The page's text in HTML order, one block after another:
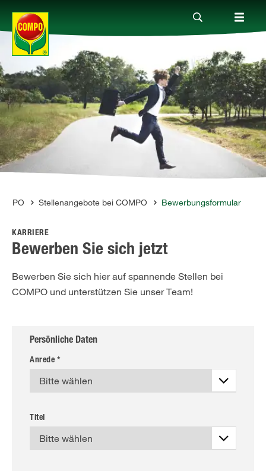
Produkte
Ratgeber
Themenwelten
Service
Unternehmen
Stellenangebote bei COMPO Bewerbungsformular
KARRIERE
Bewerben Sie sich jetzt
Bewerben Sie sich hier auf spannende Stellen bei
COMPO und unterstützen Sie unser Team!
Persönliche Daten
Anrede *
Titel